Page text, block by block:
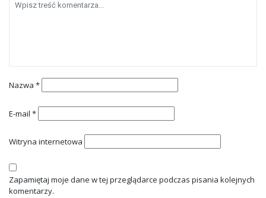
Nazwa *
E-mail *
Witryna internetowa
Zapamiętaj moje dane w tej przeglądarce podczas pisania kolejnych
komentarzy.